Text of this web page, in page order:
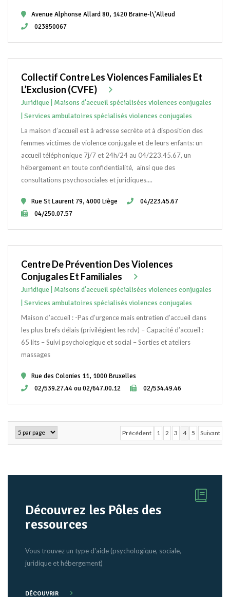
Avenue Alphonse Allard 80, 1420 Braine-l\'Alleud
023850067
Collectif Contre Les Violences Familiales Et
L’Exclusion (CVFE)
Juridique | Maisons d'accueil spécialisées violences conjugales
| Services ambulatoires spécialisés violences conjugales
La maison d’accueil est à adresse secrète et à disposition des
femmes victimes de violence conjugale et de leurs enfants: un
accueil téléphonique 7j/7 et 24h/24 au 04/223.45.67, un
hébergement en toute confidentialité, ainsi que des
consultations psychosociales et juridiques....
Rue St Laurent 79, 4000 Liège
04/223.45.67
04/250.07.57
Centre De Prévention Des Violences
Conjugales Et Familiales
Juridique | Maisons d'accueil spécialisées violences conjugales
| Services ambulatoires spécialisés violences conjugales
Maison d’accueil : -Pas d’urgence mais entretien d’accueil dans
les plus brefs délais (privilégient les rdv) – Capacité d’accueil :
65 lits – Suivi psychologique et social – Sorties et ateliers
massages
Rue des Colonies 11, 1000 Bruxelles
02/539.27.44 ou 02/647.00.12
02/534.49.46
Précédent 1 2 3 4 5 Suivant
Découvrez les Pôles des
ressources
Vous trouvez un type d'aide (psychologique, sociale,
juridique et hébergement)
DÉCOUVRIR